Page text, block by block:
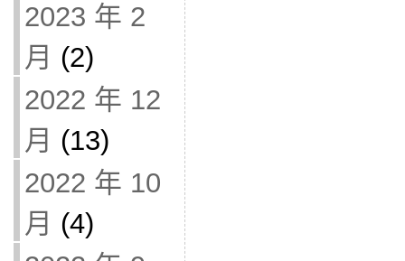
2023 年 2
月 (2)
2022 年 12
月 (13)
2022 年 10
月 (4)